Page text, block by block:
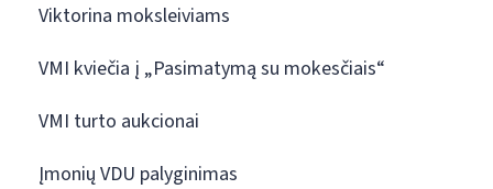
Viktorina moksleiviams
VMI kviečia į „Pasimatymą su mokesčiais“
VMI turto aukcionai
Įmonių VDU palyginimas